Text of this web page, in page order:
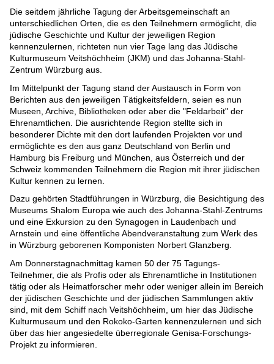
Die seitdem jährliche Tagung der Arbeitsgemeinschaft an
unterschiedlichen Orten, die es den Teilnehmern ermöglicht, die
jüdische Geschichte und Kultur der jeweiligen Region
kennenzulernen, richteten nun vier Tage lang das Jüdische
Kulturmuseum Veitshöchheim (JKM) und das Johanna-Stahl-
Zentrum Würzburg aus.
Im Mittelpunkt der Tagung stand der Austausch in Form von
Berichten aus den jeweiligen Tätigkeitsfeldern, seien es nun
Museen, Archive, Bibliotheken oder aber die "Feldarbeit" der
Ehrenamtlichen. Die ausrichtende Region stellte sich in
besonderer Dichte mit den dort laufenden Projekten vor und
ermöglichte es den aus ganz Deutschland von Berlin und
Hamburg bis Freiburg und München, aus Österreich und der
Schweiz kommenden Teilnehmern die Region mit ihrer jüdischen
Kultur kennen zu lernen.
Dazu gehörten Stadtführungen in Würzburg, die Besichtigung des
Museums Shalom Europa wie auch des Johanna-Stahl-Zentrums
und eine Exkursion zu den Synagogen in Laudenbach und
Arnstein und eine öffentliche Abendveranstaltung zum Werk des
in Würzburg geborenen Komponisten Norbert Glanzberg.
Am Donnerstagnachmittag kamen 50 der 75 Tagungs-
Teilnehmer, die als Profis oder als Ehrenamtliche in Institutionen
tätig oder als Heimatforscher mehr oder weniger allein im Bereich
der jüdischen Geschichte und der jüdischen Sammlungen aktiv
sind, mit dem Schiff nach Veitshöchheim, um hier das Jüdische
Kulturmuseum und den Rokoko-Garten kennenzulernen und sich
über das hier angesiedelte überregionale Genisa-Forschungs-
Projekt zu informieren.